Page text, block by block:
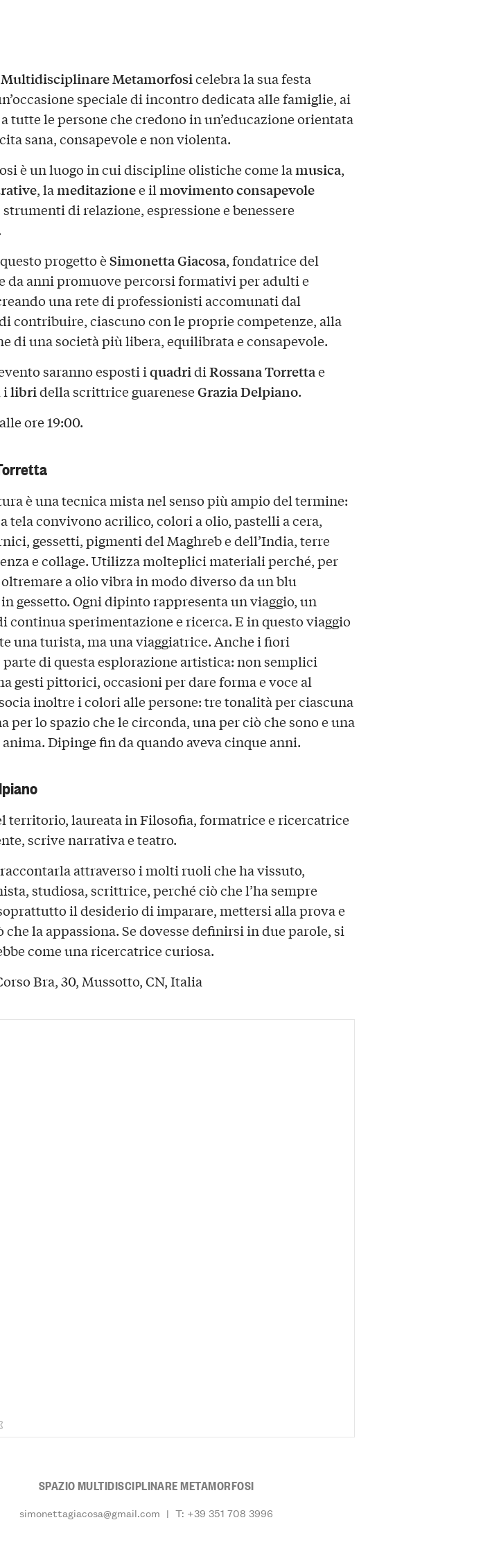
Multidisciplinare Metamorfosicelebra la sua festa
speciale di incontro dedicata alle famiglie, ai
tutte le persone che credono in un’educazione orientata
sana, consapevole e non violenta.
è un luogo in cui discipline olistiche come lamusica,
, lameditazionee ilmovimento consapevole
di relazione, espressione e benessere
progetto èSimonetta Giacosa, fondatrice del
da anni promuove percorsi formativi per adulti e
una rete di professionisti accomunati dal
contribuire, ciascuno con le proprie competenze, alla
di una società più libera, equilibrata e consapevole.
saranno esposti iquadridiRossana Torrettae
ilibridella scrittrice guareneseGrazia Delpiano.
ore 19:00.
è una tecnica mista nel senso più ampio del termine:
tela convivono acrilico, colori a olio, pastelli a cera,
gessetti, pigmenti del Maghreb e dell’India, terre
e collage. Utilizza molteplici materiali perché, per
a olio vibra in modo diverso da un blu
gessetto. Ogni dipinto rappresenta un viaggio, un
continua sperimentazione e ricerca. E in questo viaggio
una turista, ma una viaggiatrice. Anche i fiori
di questa esplorazione artistica: non semplici
gesti pittorici, occasioni per dare forma e voce al
inoltre i colori alle persone: tre tonalità per ciascuna
per lo spazio che le circonda, una per ciò che sono e una
Dipinge fin da quando aveva cinque anni.
territorio, laureata in Filosofia, formatrice e ricercatrice
scrive narrativa e teatro.
attraverso i molti ruoli che ha vissuto,
studiosa, scrittrice, perché ciò che l’ha sempre
il desiderio di imparare, mettersi alla prova e
che la appassiona. Se dovesse definirsi in due parole, si
come una ricercatrice curiosa.
Bra, 30, Mussotto, CN, Italia
SPAZIO MULTIDISCIPLINARE METAMORFOSI
simonettagiacosa@gmail.com | T: +39 351 708 3996